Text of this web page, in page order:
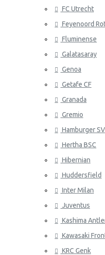
Espanja
Ruotsi
Tunisia
Turkki
Ukraina
Venezuela
Wales
FC Utrecht
Feyenoord
Fluminense
Galatasaray
Genoa
Getafe CF
Granada
Gremio
Hamburger SV
Hertha BSC
Hibernian
Huddersfield
Inter Milan
Juventus
Kashima
Kawasaki
KRC Genk